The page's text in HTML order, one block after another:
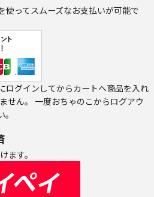
使ってスムーズなお支払いが可能で
ログインしてからカートへ商品を入れ
せん。 一度おちゃのこからログアウ
ます。